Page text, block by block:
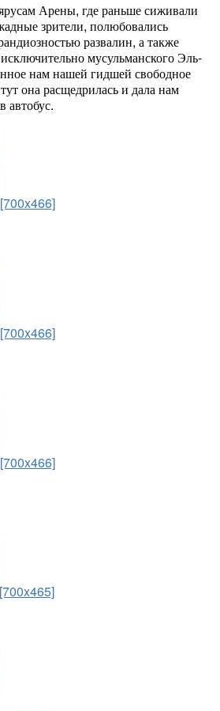
Арены, где раньше сиживали
зрители, полюбовались
развалин, а также
мусульманского Эль-
нам нашей гидшей свободное
она расщедрилась и дала нам
автобус.
[700x466]
[700x466]
[700x466]
[700x465]